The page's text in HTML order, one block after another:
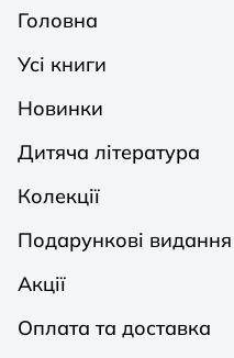
Головна
Усі книги
Новинки
Дитяча література
Колекції
Подарункові видання
Акції
Оплата та доставка